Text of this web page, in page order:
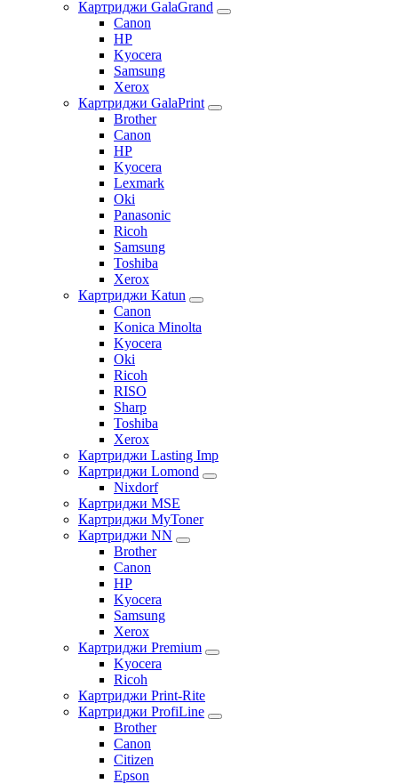
Картриджи GalaGrand
Canon
HP
Kyocera
Samsung
Xerox
Картриджи GalaPrint
Brother
Canon
HP
Kyocera
Lexmark
Oki
Panasonic
Ricoh
Samsung
Toshiba
Xerox
Картриджи Katun
Canon
Konica Minolta
Kyocera
Oki
Ricoh
RISO
Sharp
Toshiba
Xerox
Картриджи Lasting Imp
Картриджи Lomond
Nixdorf
Картриджи MSE
Картриджи MyToner
Картриджи NN
Brother
Canon
HP
Kyocera
Samsung
Xerox
Картриджи Premium
Kyocera
Ricoh
Картриджи Print-Rite
Картриджи ProfiLine
Brother
Canon
Citizen
Epson